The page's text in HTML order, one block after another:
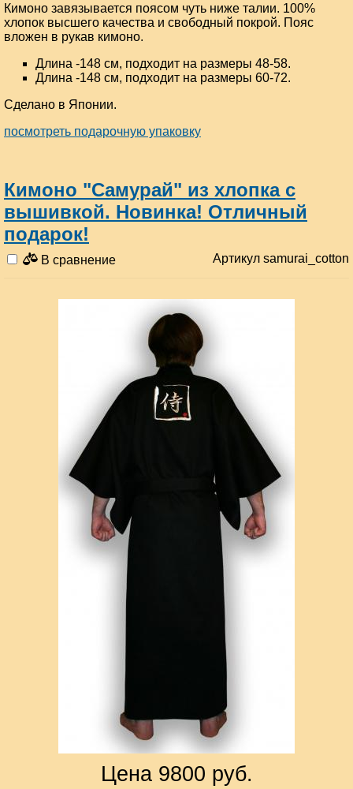
Кимоно завязывается поясом чуть ниже талии. 100%
хлопок высшего качества и свободный покрой. Пояс
вложен в рукав кимоно.
Длина -148 см, подходит на размеры 48-58.
Длина -148 см, подходит на размеры 60-72.
Сделано в Японии.
посмотреть подарочную упаковку
Кимоно "Самурай" из хлопка с
вышивкой. Новинка! Отличный
подарок!
В сравнение Артикул samurai_cotton
Цена 9800 руб.